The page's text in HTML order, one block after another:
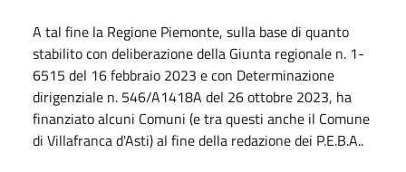
A tal fine la Regione Piemonte, sulla base di quanto
stabilito con deliberazione della Giunta regionale n. 1-
6515 del 16 febbraio 2023 e con Determinazione
dirigenziale n. 546/A1418A del 26 ottobre 2023, ha
finanziato alcuni Comuni (e tra questi anche il Comune
di Villafranca d'Asti) al fine della redazione dei P.E.B.A..